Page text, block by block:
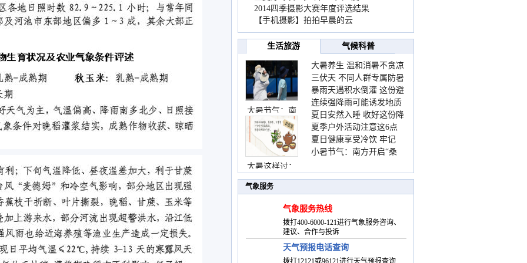
2014四季摄影大赛年度评选结果
【手机摄影】拍拍早晨的云
生活旅游 气候科普
大暑节气：南
大暑这样过：
大暑养生 温和消暑不贪凉
三伏天 不同人群专属防暑
要点请收好
暴雨天遇积水倒灌 这份避
险提示请收好
连续强降雨可能诱发地质
灾害 这些前兆要知道
夏日安然入睡 收好这份降
温小贴士
夏季户外活动注意这6点
防暑健身两不误
夏日健康享受冷饮 牢记
“两注意一控制”
小暑节气：南方开启“桑
季
气象服务
气象服务热线
拨打400-6000-121进行气象服务咨询、
建议、合作与投诉
天气预报电话查询
拨打12121或96121进行天气预报查询